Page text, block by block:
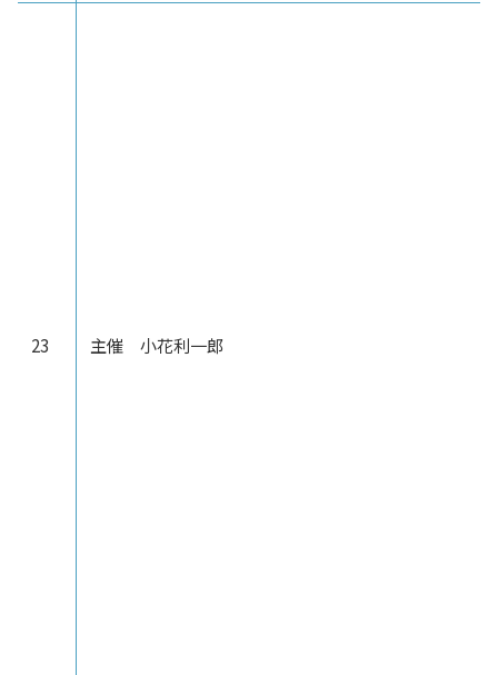
23 主催 小花利一郎